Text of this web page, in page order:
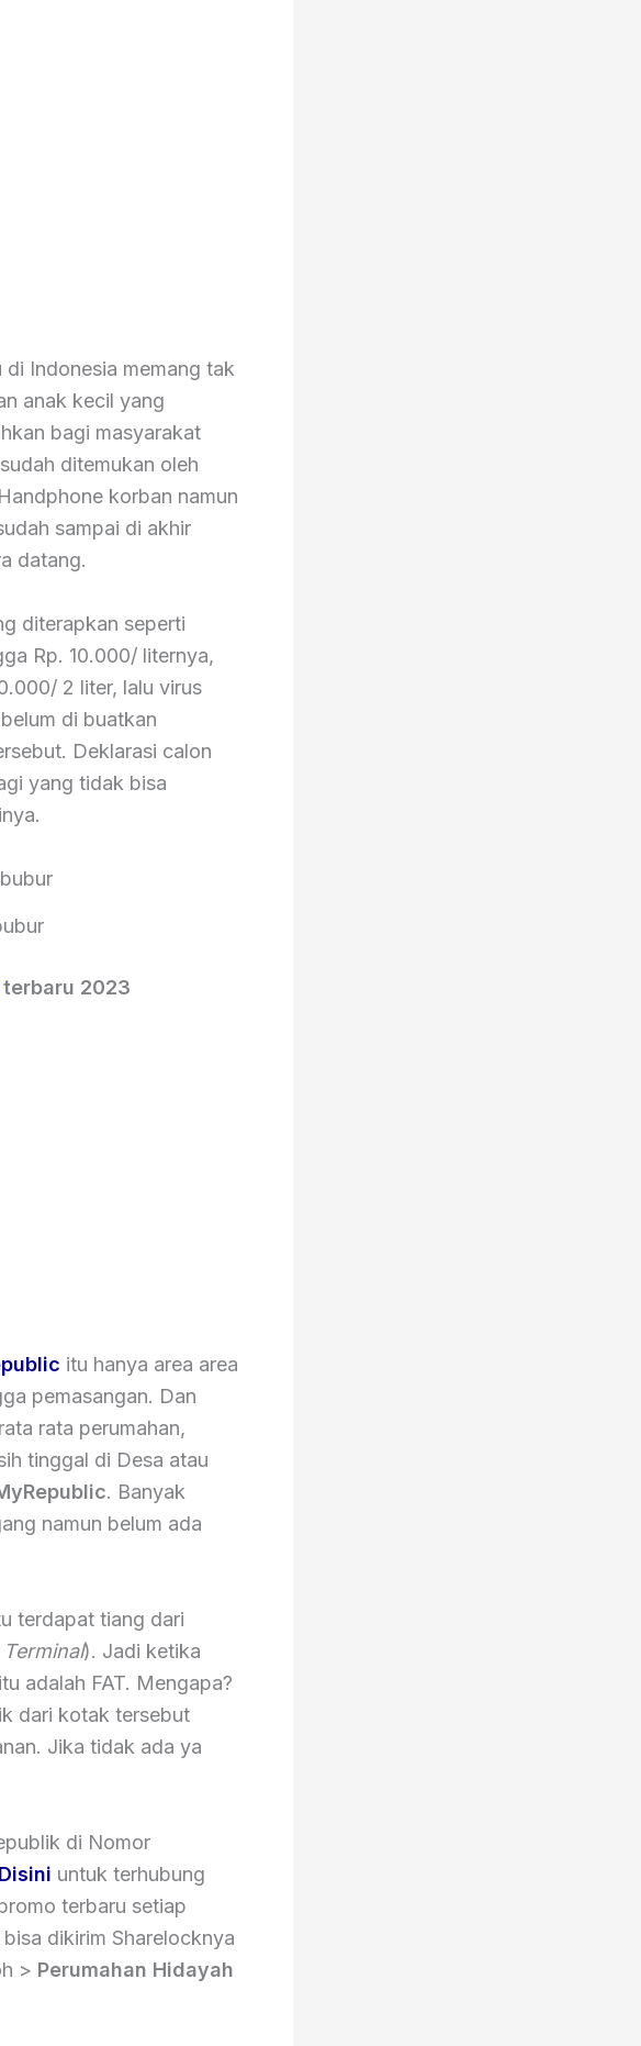
di Indonesia memang tak
anak kecil yang
bagi masyarakat
ditemukan oleh
korban namun
sampai di akhir
datang.
diterapkan seperti
Rp. 10.000/ liternya,
2 liter, lalu virus
di buatkan
Deklarasi calon
yang tidak bisa
terbaru 2023
itu hanya area area
pemasangan. Dan
rata perumahan,
tinggal di Desa atau
. Banyak
namun belum ada
terdapat tiang dari
). Jadi ketika
adalah FAT. Mengapa?
dari kotak tersebut
Jika tidak ada ya
di Nomor
untuk terhubung
terbaru setiap
dikirim Sharelocknya
> Perumahan Hidayah